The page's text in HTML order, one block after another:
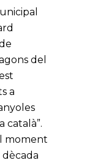
del
a
català”.
moment